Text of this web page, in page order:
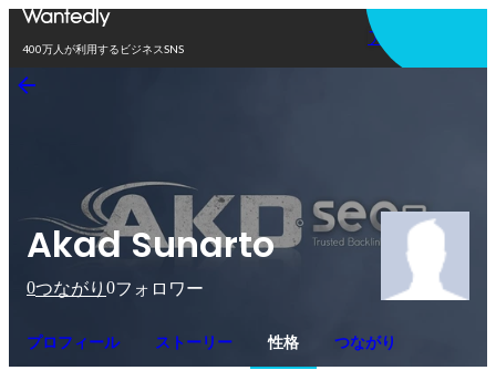
400万人が利用するビジネスSNS
アプリを使う
Akad Sunarto
0つながり 0フォロワー
プロフィール ストーリー 性格 つながり